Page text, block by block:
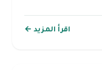
اقرأ المزيد ←